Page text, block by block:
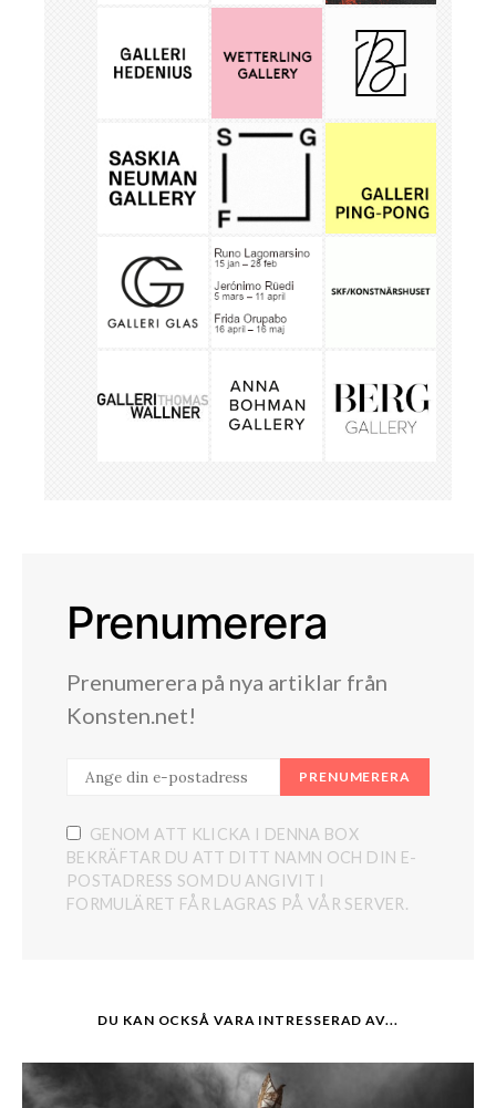
Prenumerera
Prenumerera på nya artiklar från
Konsten.net!
PRENUMERERA
GENOM ATT KLICKA I DENNA BOX
BEKRÄFTAR DU ATT DITT NAMN OCH DIN E-
POSTADRESS SOM DU ANGIVIT I
FORMULÄRET FÅR LAGRAS PÅ VÅR SERVER.
DU KAN OCKSÅ VARA INTRESSERAD AV...